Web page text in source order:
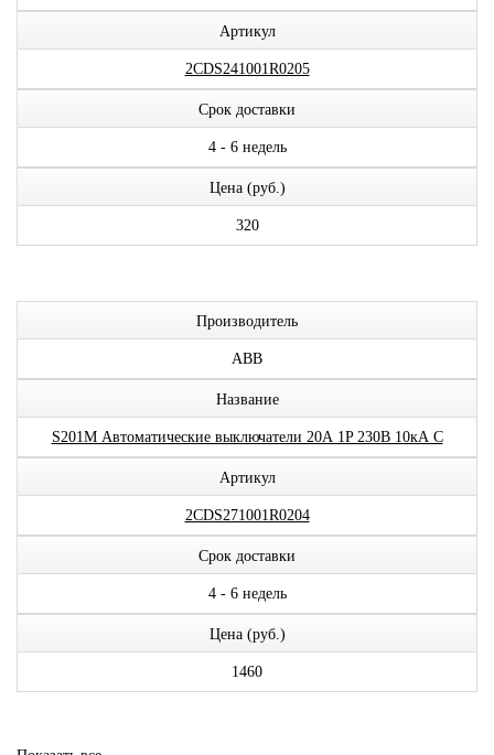
Артикул
2CDS241001R0205
Срок доставки
4 - 6 недель
Цена (руб.)
320
Производитель
ABB
Название
S201M Автоматические выключатели 20А 1P 230В 10кА C
Артикул
2CDS271001R0204
Срок доставки
4 - 6 недель
Цена (руб.)
1460